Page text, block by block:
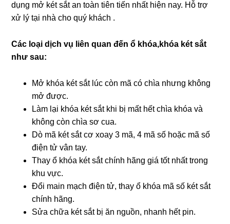
dụng mở két sắt an toàn tiên tiến nhất hiện nay. Hỗ trợ
xử lý tại nhà cho quý khách .
Các loại dịch vụ liên quan đến ổ khóa,khóa két sắt
như sau:
Mở khóa két sắt lúc còn mã có chìa nhưng không
mở được.
Làm lại khóa két sắt khi bị mất hết chìa khóa và
không còn chìa sơ cua.
Dò mã két sắt cơ xoay 3 mã, 4 mã số hoặc mã số
điện tử vân tay.
Thay ổ khóa két sắt chính hãng giá tốt nhất trong
khu vực.
Đổi main mạch điện tử, thay ổ khóa mã số két sắt
chính hãng.
Sửa chữa két sắt bị ăn nguồn, nhanh hết pin.